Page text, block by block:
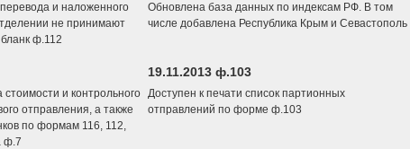
и наложенного
не принимают
ф.112
Обновлена база данных по индексам РФ. В том
числе добавлена Республика Крым и Севастополь
стоимости и контрольного
отправления, а также
по формам 116, 112,
ф.7
19.11.2013 ф.103
Доступен к печати список партионных
отправлений по форме ф.103